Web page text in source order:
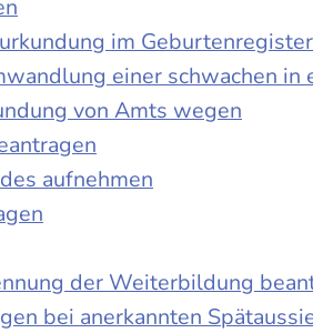
im
einer schwachen
von Amts wegen
aufnehmen
der Weiterbildung
bei anerkannten